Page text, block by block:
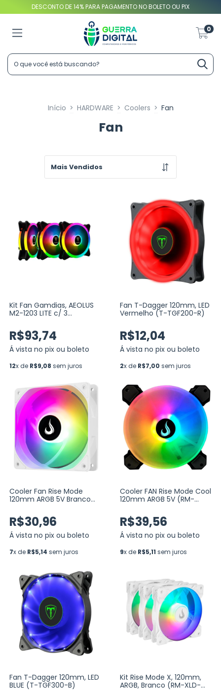
DESCONTO DE 14% PARA PAGAMENTO NO BOLETO OU PIX
0
Início > HARDWARE > Coolers > Fan
Fan
Kit Fan Gamdias, AEOLUS
M2-1203 LITE c/ 3
Hidráulico, 1200RPM (M2-
1203Lite)
R$93,74
Á vista no pix ou boleto
12x de R$9,08 sem juros
Fan T-Dagger 120mm, LED
Vermelho (T-TGF200-R)
R$12,04
Á vista no pix ou boleto
2x de R$7,00 sem juros
Cooler Fan Rise Mode
120mm ARGB 5V Branco
R$30,96
Á vista no pix ou boleto
7x de R$5,14 sem juros
Cooler FAN Rise Mode Cool
120mm ARGB 5V (RM-
R$39,56
Á vista no pix ou boleto
9x de R$5,11 sem juros
Fan T-Dagger 120mm, LED
BLUE (T-TGF300-B)
Kit Rise Mode X, 120mm,
ARGB, Branco (RM-XLD-